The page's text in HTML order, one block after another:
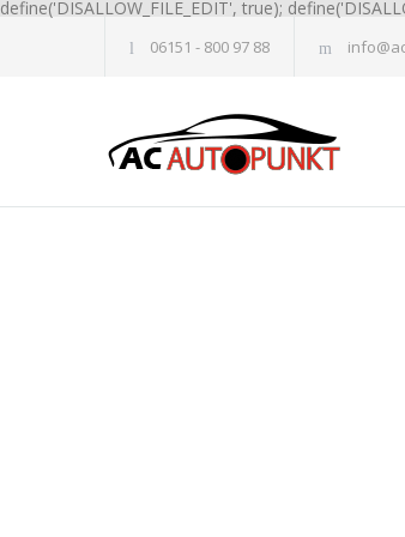
define('DISALLOW_FILE_EDIT', true);
06151 - 800 97 88